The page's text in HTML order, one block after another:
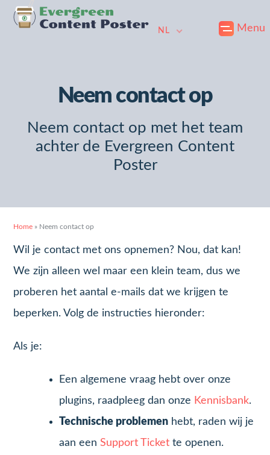
Skip
Naar
Doorgaan
naar
NL Menu
Neem contact op
Neem contact op met het team
achter de Evergreen Content
Poster
Home » Neem contact op
Wil je contact met ons opnemen? Nou, dat kan!
We zijn alleen wel maar een klein team, dus we
proberen het aantal e-mails dat we krijgen te
beperken. Volg de instructies hieronder:
Als je:
Een algemene vraag hebt over onze
plugins, raadpleeg dan onze Kennisbank.
Technische problemen hebt, raden wij je
aan eenSupport Ticket te openen.